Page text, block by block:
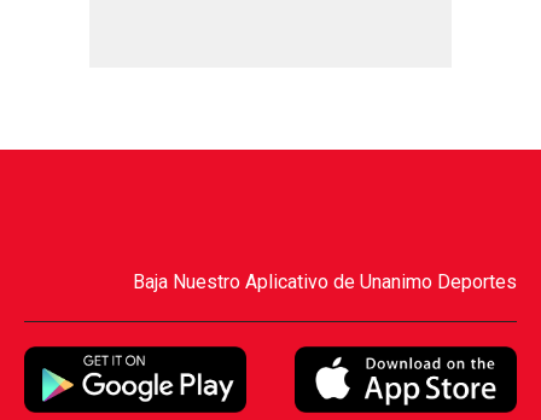
Baja Nuestro Aplicativo de Unanimo Deportes